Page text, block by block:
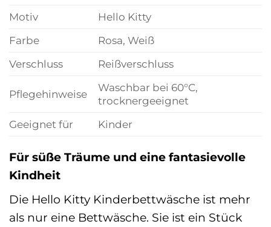
Motiv
Hello Kitty
Farbe
Rosa, Weiß
Verschluss
Reißverschluss
Pflegehinweise
Waschbar bei 60°C,
trocknergeeignet
Geeignet für
Kinder
Für süße Träume und eine fantasievolle
Kindheit
Die Hello Kitty Kinderbettwäsche ist mehr
als nur eine Bettwäsche. Sie ist ein Stück